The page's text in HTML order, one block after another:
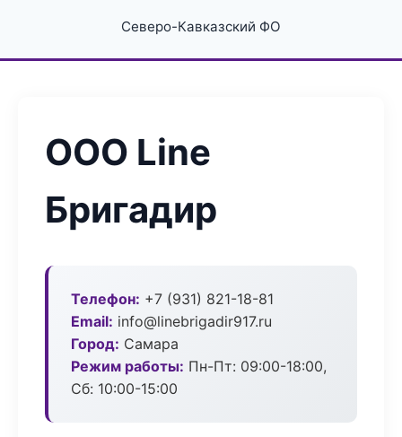
Северо-Кавказский ФО
ООО Line
Бригадир
Телефон: +7 (931) 821-18-81
Email: info@linebrigadir917.ru
Город: Самара
Режим работы: Пн-Пт: 09:00-18:00,
Сб: 10:00-15:00